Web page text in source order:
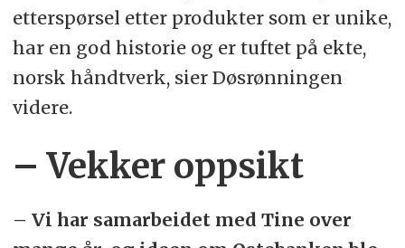
etterspørsel etter produkter som er unike,
har en god historie og er tuftet på ekte,
norsk håndtverk, sier Døsrønningen
videre.
– Vekker oppsikt
– Vi har samarbeidet med Tine over